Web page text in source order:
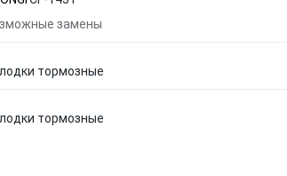
замены
тормозные
тормозные